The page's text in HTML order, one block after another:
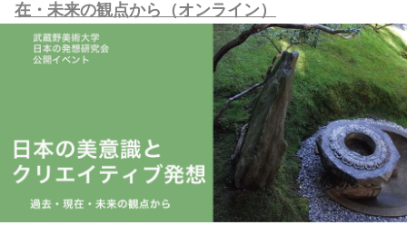
在・未来の観点から（オンライン）